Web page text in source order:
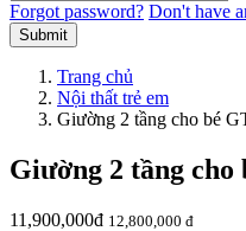
Forgot password? Don't have
Submit
Trang chủ
Nội thất trẻ em
Giường 2 tầng cho bé
Giường 2 tầng cho
11,900,000đ 12,800,000 đ